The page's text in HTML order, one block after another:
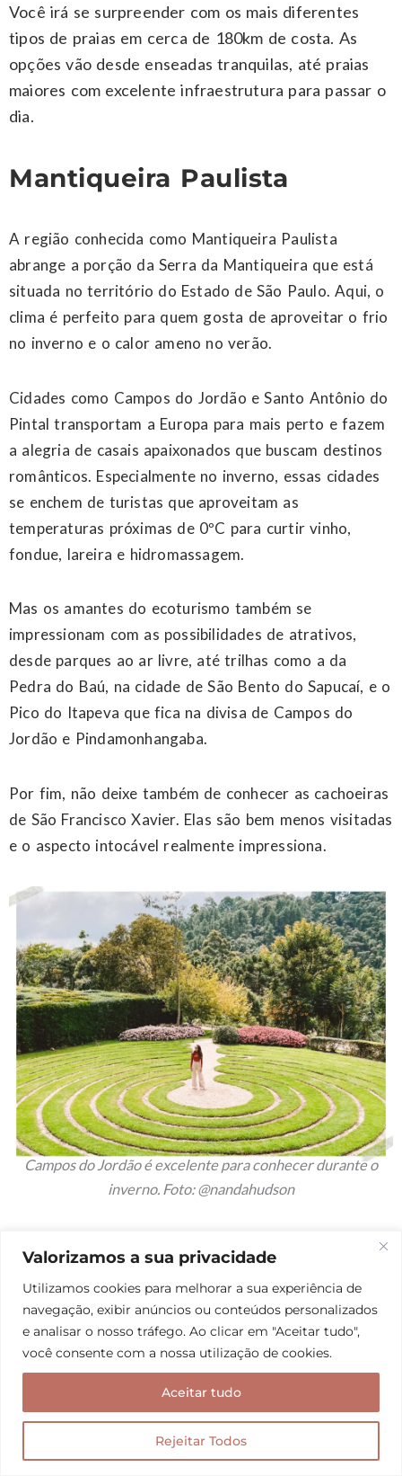
Valorizamos a sua privacidade
Utilizamos cookies para melhorar a sua experiência de
navegação, exibir anúncios ou conteúdos personalizados
e analisar o nosso tráfego. Ao clicar em "Aceitar tudo",
você consente com a nossa utilização de cookies.
Rejeitar Todos
Aceitar tudo
Você irá se surpreender com os mais diferentes
tipos de praias em cerca de 180km de costa. As
opções vão desde enseadas tranquilas, até praias
maiores com excelente infraestrutura para passar o
dia.
Mantiqueira Paulista
A região conhecida como Mantiqueira Paulista
abrange a porção da Serra da Mantiqueira que está
situada no território do Estado de São Paulo. Aqui, o
clima é perfeito para quem gosta de aproveitar o frio
no inverno e o calor ameno no verão.
Cidades como Campos do Jordão e Santo Antônio do
Pintal transportam a Europa para mais perto e fazem
a alegria de casais apaixonados que buscam destinos
românticos. Especialmente no inverno, essas cidades
se enchem de turistas que aproveitam as
temperaturas próximas de 0ºC para curtir vinho,
fondue, lareira e hidromassagem.
Mas os amantes do ecoturismo também se
impressionam com as possibilidades de atrativos,
desde parques ao ar livre, até trilhas como a da
Pedra do Baú, na cidade de São Bento do Sapucaí, e o
Pico do Itapeva que fica na divisa de Campos do
Jordão e Pindamonhangaba.
Por fim, não deixe também de conhecer as cachoeiras
de São Francisco Xavier. Elas são bem menos visitadas
e o aspecto intocável realmente impressiona.
Campos do Jordão é excelente para conhecer durante o
inverno. Foto: @nandahudson
Quando visitar São
Paulo
São Paulo é um Estado que pode ser visitado o ano
todo dependendo do objetivo de sua viagem. Ao
longo do ano as temperaturas máximas variam entre
25º e 30º, sendo que em regiões mais altas, os
invernos possuem menores médias do que no